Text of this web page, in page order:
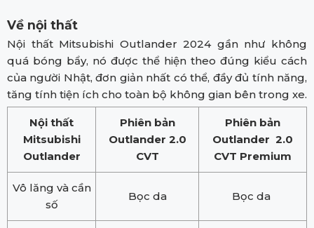
Về nội thất
Nội thất Mitsubishi Outlander 2024 gần như không
quá bóng bẩy, nó được thể hiện theo đúng kiểu cách
của người Nhật, đơn giản nhất có thể, đầy đủ tính năng,
tăng tính tiện ích cho toàn bộ không gian bên trong xe.
Nội thất
Mitsubishi
Outlander
Phiên bản
Outlander 2.0
CVT
Phiên bản
Outlander 2.0
CVT Premium
Vô lăng và cần
số
Bọc da Bọc da